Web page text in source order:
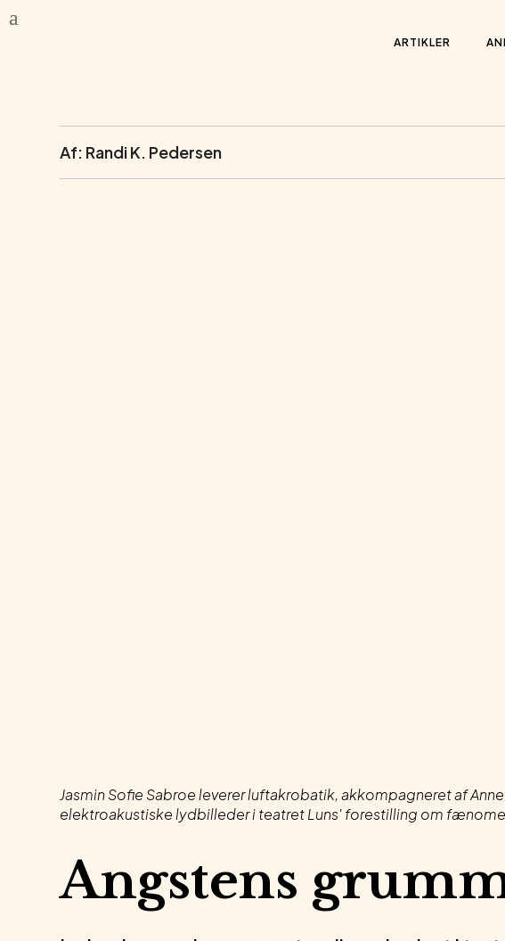
ARTIKLER
Af: Randi K. Pedersen
Jasmin Sofie Sabroe leverer luftakrobatik, akkompagneret af
elektroakustiske lydbilleder i teatret Luns' forestilling om
Angstens